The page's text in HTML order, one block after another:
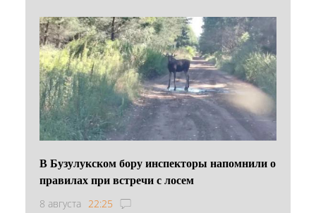
В Бузулукском бору инспекторы напомнили о
правилах при встречи с лосем
8 августа 22:25